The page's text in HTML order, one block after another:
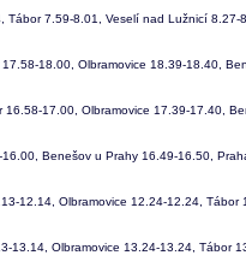
7.59-8.01, Veselí nad Lužnicí 8.27-
18.00, Olbramovice 18.39-18.40,
17.00, Olbramovice 17.39-17.40,
Benešov u Prahy 16.49-16.50,
12.14, Olbramovice 12.24-12.24, Tábor
13.14, Olbramovice 13.24-13.24, Tábor